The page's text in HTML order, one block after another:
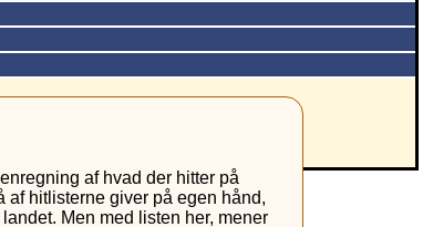
af hvad der hitter på
af hitlisterne giver på egen hånd,
Men med listen her, mener